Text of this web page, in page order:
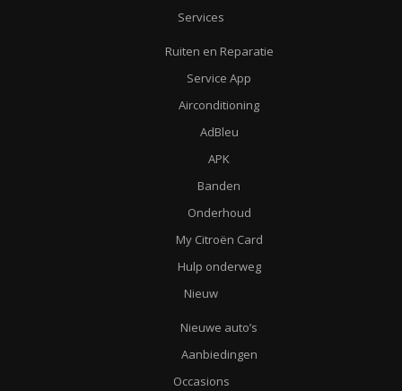
Services
Ruiten en Reparatie
Service App
Airconditioning
AdBleu
APK
Banden
Onderhoud
My Citroën Card
Hulp onderweg
Nieuw
Nieuwe auto’s
Aanbiedingen
Occasions